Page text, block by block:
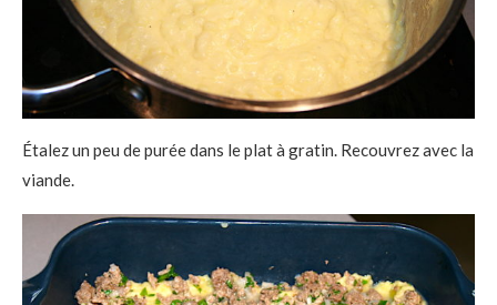
Étalez un peu de purée dans le plat à gratin. Recouvrez avec la
viande.